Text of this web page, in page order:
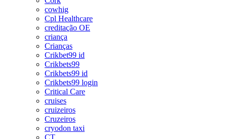
cowhig
Cpl Healthcare
creditação OE
criança
Crianças
Crikbet99 id
Crikbets99
Crikbets99 id
Crikbets99 login
Critical Care
cruises
cruizeiros
Cruzeiros
cryodon taxi
CT